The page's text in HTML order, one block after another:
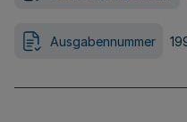
Ausgabennummer